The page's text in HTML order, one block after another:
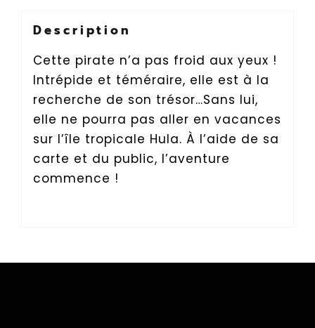
Description
Cette pirate n’a pas froid aux yeux !
Intrépide et téméraire, elle est à la
recherche de son trésor…Sans lui,
elle ne pourra pas aller en vacances
sur l’île tropicale Hula. À l’aide de sa
carte et du public, l’aventure
commence !